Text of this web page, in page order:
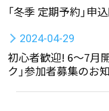
「冬季 定期予約」申
2024-04-29
初心者歓迎! 6～7月
ク」参加者募集のお